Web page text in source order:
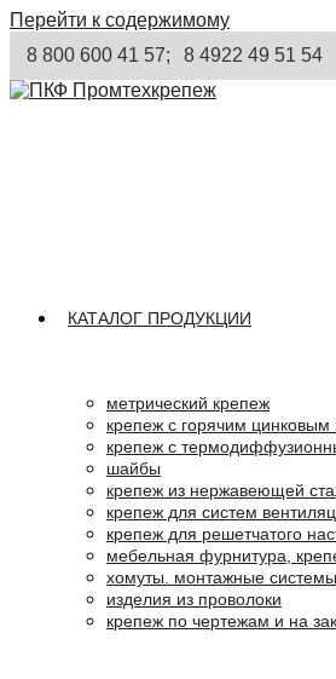
Перейти к содержимому
8 800 600 41 57;
8 4922 49 51 54
КАТАЛОГ ПРОДУКЦИИ
метрический крепеж
крепеж с горячим цинковым
крепеж с
шайбы
крепеж из нержавеющей
крепеж для систем
крепеж для решетчатого
мебельная фурнитура,
хомуты. монтажные
изделия из проволоки
крепеж по чертежам и на